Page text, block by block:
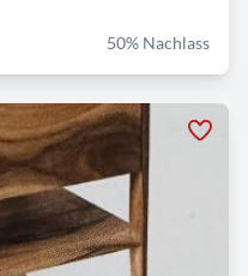
50% Nachlass